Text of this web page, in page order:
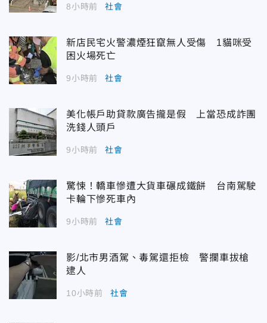
8小時前 社會
新店民宅火警濃煙狂竄無人受傷 1貓咪受
困火場死亡
9小時前 社會
美化帳戶助貸款廣告攏是假 上當恐成詐團
洗錢人頭戶
9小時前 社會
驚悚！轎車慘遭大貨車碾成鐵餅 台南駕駛
卡輪下慘死車內
9小時前 社會
影/北市男酒駕、毒駕還拒檢 警攔車拔槍
逮人
10小時前 社會